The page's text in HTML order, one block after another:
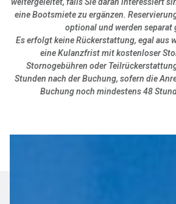
eine Bootsmiete zu ergänzen.
optional und werden separat
Es erfolgt keine Rückerstattung, egal aus
eine Kulanzfrist mit kostenloser
Stornogebühren oder
Stunden nach der Buchung, sofern die
Buchung noch mindestens 48